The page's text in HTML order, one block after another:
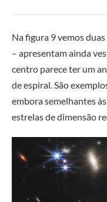
Na figura 9 vemos
– apresentam ainda
centro parece ter um
de espiral. São
embora semelhantes
estrelas de dimensão